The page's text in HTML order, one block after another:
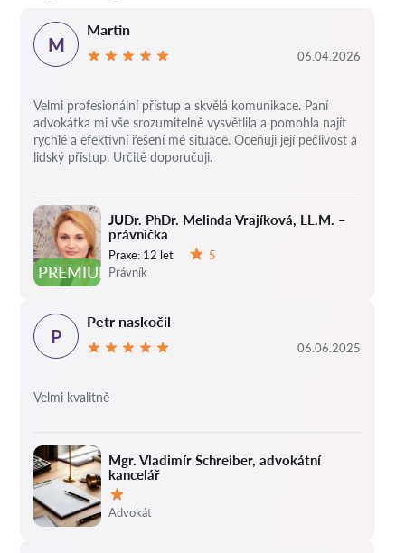
PREMIUM
JUDr. PhDr. Melinda Vrajíková, LL.M. –
právnička
Praxe: 12 let
5
Právník
M
Martin
06.04.2026
Velmi profesionální přístup a skvělá komunikace. Paní
advokátka mi vše srozumitelně vysvětlila a pomohla najít
rychlé a efektivní řešení mé situace. Oceňuji její pečlivost a
lidský přístup. Určitě doporučuji.
Mgr. Vladimír Schreiber, advokátní
kancelář
Hodnocení:
Advokát
P
Petr naskočil
06.06.2025
Velmi kvalitně